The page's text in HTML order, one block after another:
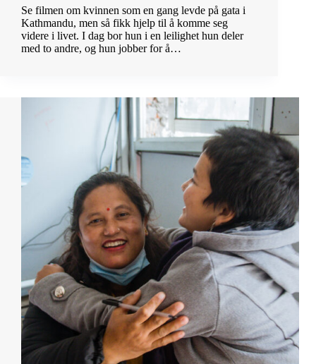
Se filmen om kvinnen som en gang levde på gata i
Kathmandu, men så fikk hjelp til å komme seg
videre i livet. I dag bor hun i en leilighet hun deler
med to andre, og hun jobber for å…